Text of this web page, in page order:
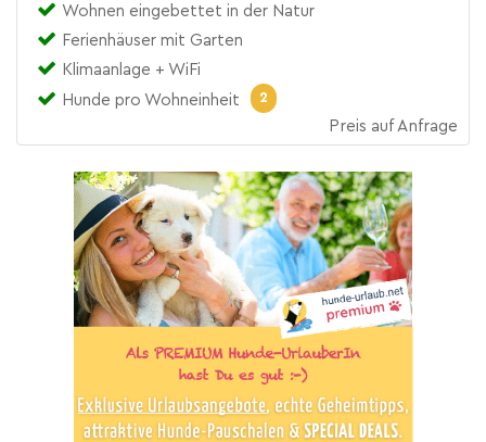
Wohnen eingebettet in der Natur
Ferienhäuser mit Garten
Klimaanlage + WiFi
Hunde pro Wohneinheit
2
Preis auf Anfrage